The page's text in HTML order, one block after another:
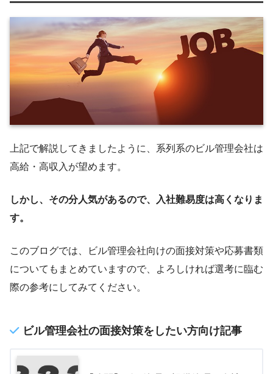
上記で解説してきましたように、系列系のビル管理会社は
高給・高収入が望めます。
しかし、その分人気があるので、入社難易度は高くなりま
す。
このブログでは、ビル管理会社向けの面接対策や応募書類
についてもまとめていますので、よろしければ選考に臨む
際の参考にしてみてください。
ビル管理会社の面接対策をしたい方向け記事